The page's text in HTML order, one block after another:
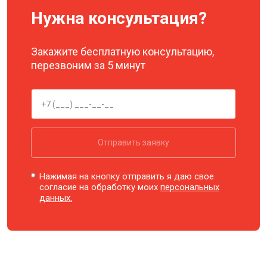
Нужна консультация?
Закажите бесплатную консультацию,
перезвоним за 5 минут
Отправить заявку
Нажимая на кнопку отправить я даю свое
согласие на обработку моихперсональных
данных.